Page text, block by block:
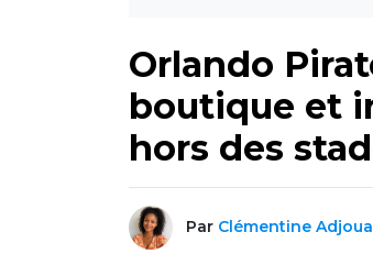
Orlando
boutique et
hors des
Par Clémentine